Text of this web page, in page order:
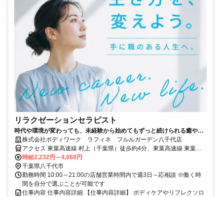
リラクゼーションセラピスト
時代や環境が変わっても、未経験から始めてもずっと続けられる癒やし
の仕事。手に職を身につけて、生き方を変えよう。
株式会社ボディワーク ラフィネ フルルガーデン八千代店
アクセス 東葉高速線 村上（千葉県）徒歩約4分、東葉高速線 東葉勝
田台栄町駐輪場口徒歩約16分、京成本線 勝田台T1口徒歩約17分 最寄
駅：村上駅
時給2,232円～4,068円
千葉県八千代市
勤務時間 10:00～21:00の店舗営業時間内で週3日～応相談 ※働く時
間を自分で選ぶことが可能です
仕事内容 仕事内容詳細 【仕事内容詳細】 ボディケアやリフレクソロ